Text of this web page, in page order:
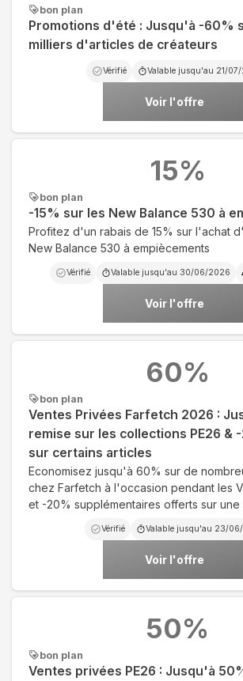
bon plan
Promotions d'été : Jusqu'à -60%
milliers d'articles de créateurs
Vérifié Valable jusqu'au 21/
Voir l'offre
bon plan
-15% sur les New Balance 530 à
Profitez d'un rabais de 15% sur l'achat
New Balance 530 à empiècements
Vérifié Valable jusqu'au 30/06/2026
Voir l'offre
15%
bon plan
Ventes Privées Farfetch 2026 :
remise sur les collections PE26 &
sur certains articles
Economisez jusqu'à 60% sur de
chez Farfetch à l'occasion pendant les
et -20% supplémentaires offerts sur une
Vérifié Valable jusqu'au 23/
Voir l'offre
60%
bon plan
Ventes privées PE26 : Jusqu'à
50%